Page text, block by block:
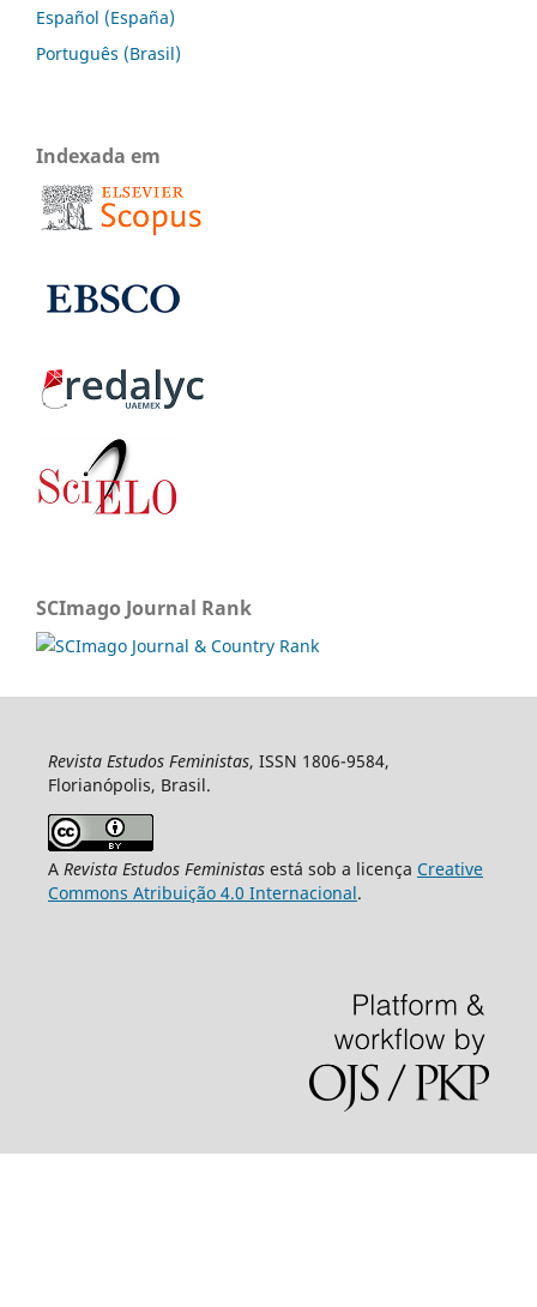
Español (España)
Português (Brasil)
Indexada em
SCImago Journal Rank
Revista Estudos Feministas, ISSN 1806-9584,
Florianópolis, Brasil.
A Revista Estudos Feministasestá sob a licença Creative
Commons Atribuição 4.0 Internacional.